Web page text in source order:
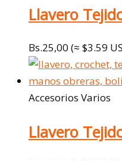
Llavero
Bs.25,00 (≈ $3.59
Accesorios Varios
Llavero